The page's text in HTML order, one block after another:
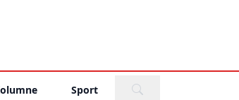
Sport